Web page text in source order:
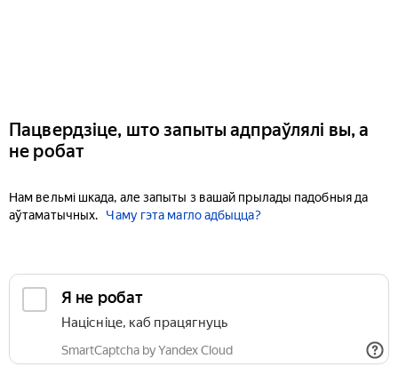
Пацвердзіце, што запыты адпраўлялі вы, а
не робат
Нам вельмі шкада, але запыты з вашай прылады падобныя да
аўтаматычных.
Чаму гэта магло адбыцца?
Я не робат
Націсніце, каб працягнуць
SmartCaptcha by Yandex Cloud